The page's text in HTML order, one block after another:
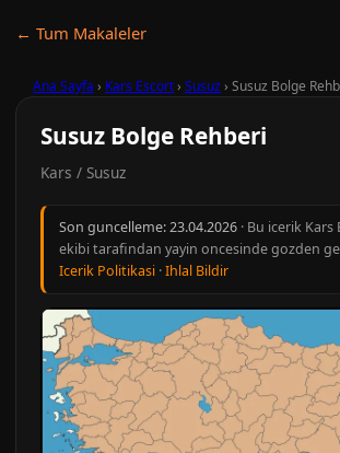
← Tum Makaleler
Ana Sayfa › Kars Escort› Susuz› Susuz Bolge
Susuz Bolge Rehberi
Kars / Susuz
Son guncelleme:23.04.2026 · Bu icerik
ekibi tarafindan yayin oncesinde gozden
Icerik Politikasi ·Ihlal Bildir